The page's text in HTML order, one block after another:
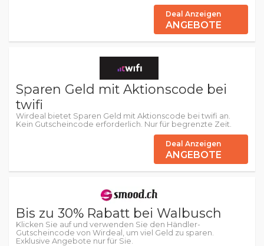
Deal Anzeigen
ANGEBOTE
Sparen Geld mit Aktionscode bei
twifi
Wirdeal bietet Sparen Geld mit Aktionscode bei twifi an.
Kein Gutscheincode erforderlich. Nur für begrenzte Zeit.
Deal Anzeigen
ANGEBOTE
Bis zu 30% Rabatt bei Walbusch
Klicken Sie auf und verwenden Sie den Händler-
Gutscheincode von Wirdeal, um viel Geld zu sparen.
Exklusive Angebote nur für Sie.